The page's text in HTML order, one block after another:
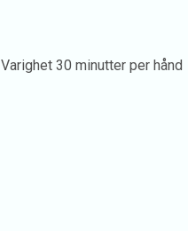
Varighet 30 minutter per hånd